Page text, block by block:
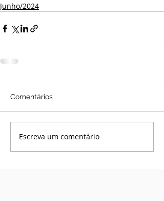
Junho/2024
Comentários
Escreva um comentário